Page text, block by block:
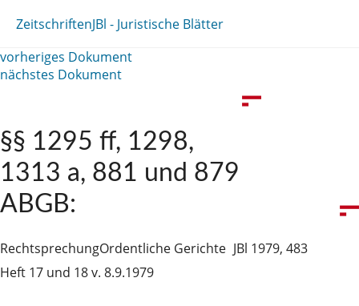
ZeitschriftenJBl - Juristische Blätter
vorheriges Dokument
nächstes Dokument
§§ 1295 ff, 1298,
1313 a, 881 und 879
ABGB:
RechtsprechungOrdentliche Gerichte JBl 1979, 483
Heft 17 und 18 v. 8.9.1979